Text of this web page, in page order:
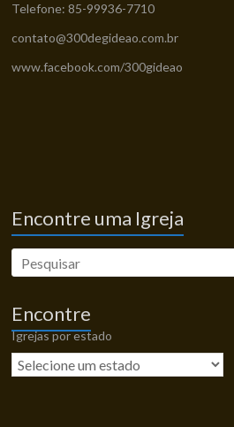
Telefone: 85-99936-7710
contato@300degideao.com.br
www.facebook.com/300gideao
Encontre uma Igreja
Encontre
Igrejas por estado